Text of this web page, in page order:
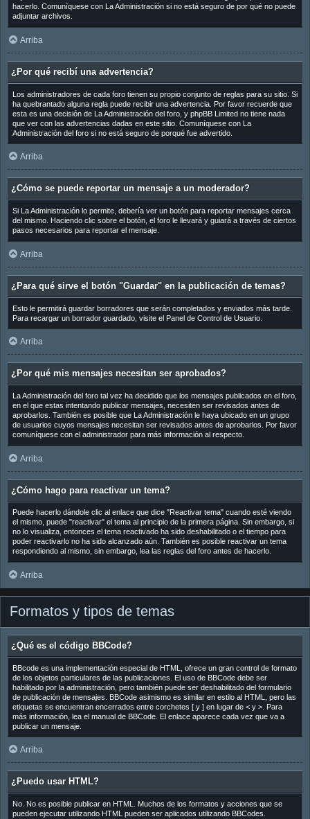
hacerlo. Comuníquese con La Administración si no está seguro de por qué no puede
adjuntar archivos.
Arriba
¿Por qué recibí una advertencia?
Los administradores de cada foro tienen su propio conjunto de reglas para su sitio. Si
ha quebrantado alguna regla puede recibir una advertencia. Por favor recuerde que
esta es una decisión de La Administración del foro, y phpBB Limited no tiene nada
que ver con las advertencias dadas en este sitio. Comuníquese con La
Administración del foro si no está seguro de porqué fue advertido.
Arriba
¿Cómo se puede reportar un mensaje a un moderador?
Si La Administración lo permite, debería ver un botón para reportar mensajes cerca
del mismo. Haciendo clic sobre el botón, el foro le llevará y guiará a través de ciertos
pasos necesarios para reportar el mensaje.
Arriba
¿Para qué sirve el botón "Guardar" en la publicación de temas?
Esto le permitirá guardar borradores que serán completados y enviados más tarde.
Para recargar un borrador guardado, visite el Panel de Control de Usuario.
Arriba
¿Por qué mis mensajes necesitan ser aprobados?
La Administración del foro tal vez ha decidido que los mensajes publicados en el foro,
en el que estas intentando publicar mensajes, necesiten ser revisados antes de
aprobarlos. También es posible que La Administración le haya ubicado en un grupo
de usuarios cuyos mensajes necesitan ser revisados antes de aprobarlos. Por favor
comuníquese con el administrador para más información al respecto.
Arriba
¿Cómo hago para reactivar un tema?
Puede hacerlo dándole clic al enlace que dice "Reactivar tema" cuando esté viendo
el mismo, puede "reactivar" el tema al principio de la primera página. Sin embargo, si
no lo visualiza, entonces el tema reactivado ha sido deshabilitado o el tiempo para
poder reactivarlo no ha sido alcanzado aún. También es posible reactivar un tema
respondiendo al mismo, sin embargo, lea las reglas del foro antes de hacerlo.
Arriba
Formatos y tipos de temas
¿Qué es el código BBCode?
BBcode es una implementación especial de HTML, ofrece un gran control de formato
de los objetos particulares de las publicaciones. El uso de BBCode debe ser
habilitado por la administración, pero también puede ser deshabilitado del formulario
de publicación de mensajes. BBCode asimismo es similar en estilo al HTML, pero las
etiquetas se encuentran encerrados entre corchetes [ y ] en lugar de < y >. Para
más información, lea el manual de BBCode. El enlace aparece cada vez que va a
publicar un mensaje.
Arriba
¿Puedo usar HTML?
No. No es posible publicar en HTML. Muchos de los formatos y acciones que se
pueden ejecutar utilizando HTML pueden ser aplicados utilizando BBCodes.